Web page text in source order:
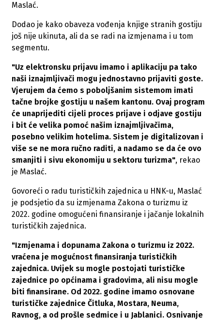
Maslać.
Dodao je kako obaveza vođenja knjige stranih gostiju
još nije ukinuta, ali da se radi na izmjenama i u tom
segmentu.
"Uz elektronsku prijavu imamo i aplikaciju pa tako
naši iznajmljivači mogu jednostavno prijaviti goste.
Vjerujem da ćemo s poboljšanim sistemom imati
tačne brojke gostiju u našem kantonu. Ovaj program
će unaprijediti cijeli proces prijave i odjave gostiju
i bit će velika pomoć našim iznajmljivačima,
posebno velikim hotelima. Sistem je digitalizovan i
više se ne mora ručno raditi, a nadamo se da će ovo
smanjiti i sivu ekonomiju u sektoru turizma", rekao
je Maslać.
Govoreći o radu turističkih zajednica u HNK-u, Maslać
je podsjetio da su izmjenama Zakona o turizmu iz
2022. godine omogućeni finansiranje i jačanje lokalnih
turističkih zajednica.
"Izmjenama i dopunama Zakona o turizmu iz 2022.
vraćena je mogućnost finansiranja turističkih
zajednica. Uvijek su mogle postojati turističke
zajednice po općinama i gradovima, ali nisu mogle
biti finansirane. Od 2022. godine imamo osnovane
turističke zajednice Čitluka, Mostara, Neuma,
Ravnog, a od prošle sedmice i u Jablanici. Osnivanje